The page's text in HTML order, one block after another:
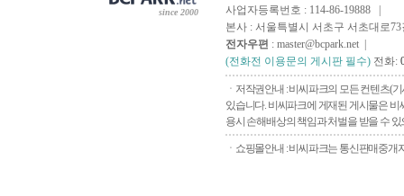
since 2000
사업자등록번호 : 114-86-19888 |
본사 : 서울특별시 서초구 서초대로73
전자우편 : master@bcpark.net |
(전화전 이용문의 게시판 필수) 전화:
ㆍ저작권안내 : 비씨파크의 모든 컨텐츠(
있습니다. 비씨파크에 게재된 게시물은
용시 손해배상의 책임과 처벌을 받을 수
ㆍ쇼핑몰안내 : 비씨파크는 통신판매중개